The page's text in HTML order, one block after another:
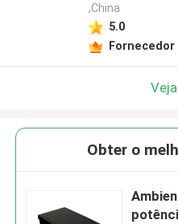
,China
5.0
Obter o